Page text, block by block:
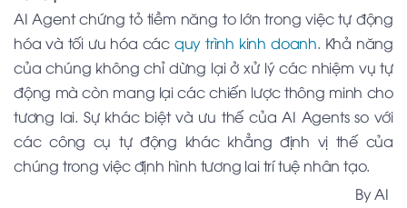
AI Agent chứng tỏ tiềm năng to lớn trong việc tự động
hóa và tối ưu hóa các quy trình kinh doanh. Khả năng
của chúng không chỉ dừng lại ở xử lý các nhiệm vụ tự
động mà còn mang lại các chiến lược thông minh cho
tương lai. Sự khác biệt và ưu thế của AI Agents so với
các công cụ tự động khác khẳng định vị thế của
chúng trong việc định hình tương lai trí tuệ nhân tạo.
By AI